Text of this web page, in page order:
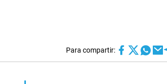
Para compartir: